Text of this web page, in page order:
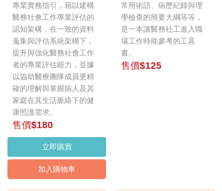
專業實務指引，藉以建構
醫務社會工作專業評估的
認知架構，在一致的資料
蒐集與評估系統架構下，
提升與強化醫務社會工作
者的專業評估能力，並據
以協助醫療團隊成員更精
確的理解與掌握病人及其
家庭在其生活脈絡下的健
康照護需求。
售價$180
立即購買
加入購物車
常用術語、病歷紀錄與理
學檢查的簡要大綱等等，
是一本讓醫務社工進入職
場工作時能參考的工具
書。
售價$125